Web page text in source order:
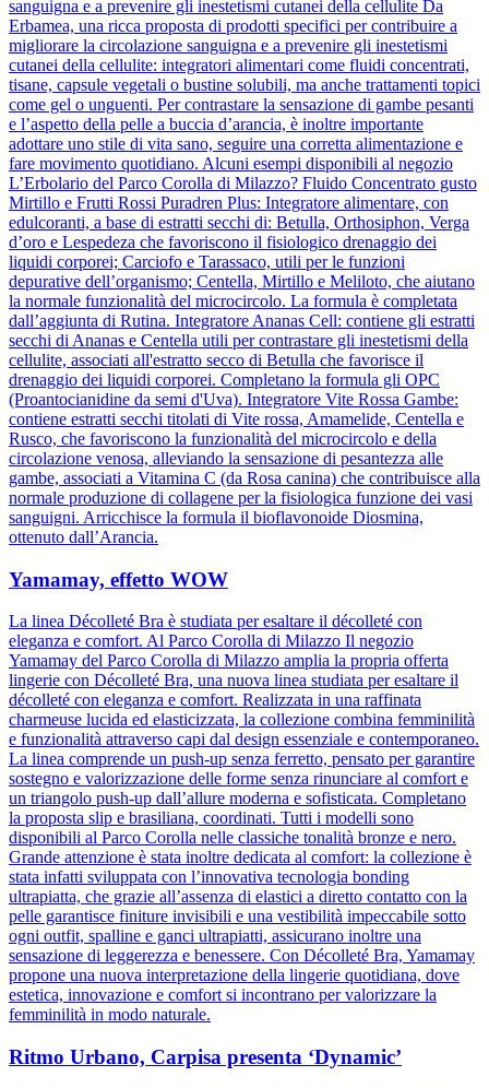
sanguigna e a prevenire gli inestetismi cutanei della cellulite Da
Erbamea, una ricca proposta di prodotti specifici per contribuire a
migliorare la circolazione sanguigna e a prevenire gli inestetismi
cutanei della cellulite: integratori alimentari come fluidi concentrati,
tisane, capsule vegetali o bustine solubili, ma anche trattamenti topici
come gel o unguenti. Per contrastare la sensazione di gambe pesanti
e l’aspetto della pelle a buccia d’arancia, è inoltre importante
adottare uno stile di vita sano, seguire una corretta alimentazione e
fare movimento quotidiano. Alcuni esempi disponibili al negozio
L’Erbolario del Parco Corolla di Milazzo? Fluido Concentrato gusto
Mirtillo e Frutti Rossi Puradren Plus: Integratore alimentare, con
edulcoranti, a base di estratti secchi di: Betulla, Orthosiphon, Verga
d’oro e Lespedeza che favoriscono il fisiologico drenaggio dei
liquidi corporei; Carciofo e Tarassaco, utili per le funzioni
depurative dell’organismo; Centella, Mirtillo e Meliloto, che aiutano
la normale funzionalità del microcircolo. La formula è completata
dall’aggiunta di Rutina. Integratore Ananas Cell: contiene gli estratti
secchi di Ananas e Centella utili per contrastare gli inestetismi della
cellulite, associati all'estratto secco di Betulla che favorisce il
drenaggio dei liquidi corporei. Completano la formula gli OPC
(Proantocianidine da semi d'Uva). Integratore Vite Rossa Gambe:
contiene estratti secchi titolati di Vite rossa, Amamelide, Centella e
Rusco, che favoriscono la funzionalità del microcircolo e della
circolazione venosa, alleviando la sensazione di pesantezza alle
gambe, associati a Vitamina C (da Rosa canina) che contribuisce alla
normale produzione di collagene per la fisiologica funzione dei vasi
sanguigni. Arricchisce la formula il bioflavonoide Diosmina,
ottenuto dall’Arancia.
Yamamay, effetto WOW
La linea Décolleté Bra è studiata per esaltare il décolleté con
eleganza e comfort. Al Parco Corolla di Milazzo Il negozio
Yamamay del Parco Corolla di Milazzo amplia la propria offerta
lingerie con Décolleté Bra, una nuova linea studiata per esaltare il
décolleté con eleganza e comfort. Realizzata in una raffinata
charmeuse lucida ed elasticizzata, la collezione combina femminilità
e funzionalità attraverso capi dal design essenziale e contemporaneo.
La linea comprende un push-up senza ferretto, pensato per garantire
sostegno e valorizzazione delle forme senza rinunciare al comfort e
un triangolo push-up dall’allure moderna e sofisticata. Completano
la proposta slip e brasiliana, coordinati. Tutti i modelli sono
disponibili al Parco Corolla nelle classiche tonalità bronze e nero.
Grande attenzione è stata inoltre dedicata al comfort: la collezione è
stata infatti sviluppata con l’innovativa tecnologia bonding
ultrapiatta, che grazie all’assenza di elastici a diretto contatto con la
pelle garantisce finiture invisibili e una vestibilità impeccabile sotto
ogni outfit, spalline e ganci ultrapiatti, assicurano inoltre una
sensazione di leggerezza e benessere. Con Décolleté Bra, Yamamay
propone una nuova interpretazione della lingerie quotidiana, dove
estetica, innovazione e comfort si incontrano per valorizzare la
femminilità in modo naturale.
Ritmo Urbano, Carpisa presenta ‘Dynamic’